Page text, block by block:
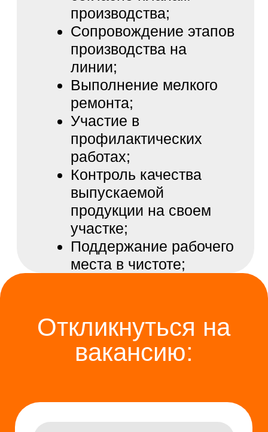
ЗАПОЛНИТЕ ДОПОЛНИТЕЛЬНЫЕ
ПОЛЯ, ЭТО УВЕЛИЧИТ ШАНСЫ
НА ТРУДОУСТРОЙСТВО:
Опыт работы:
Можете прикрепить резюме:
Заполняя анкету, вы даете
согласие на обработку ваших
персональных данных
ОТКЛИКНУТЬСЯ
Контакты:
142324, Московская область, г.
Чехов, д. Крюково, территория
+7 (909) 163-67-47